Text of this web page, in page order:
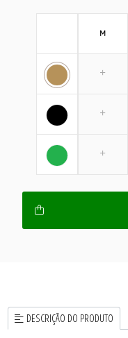
M
DESCRIÇÃO DO PRODUTO